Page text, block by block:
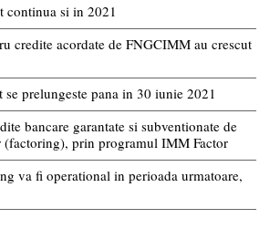
continua si in 2021
credite acordate de FNGCIMM au crescut
prelungeste pana in 30 iunie 2021
bancare garantate si subventionate de
(factoring), prin programul IMM Factor
va fi operational in perioada urmatoare,